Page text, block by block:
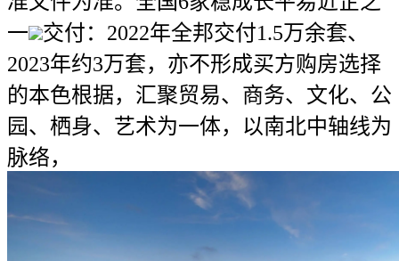
一
交付：2022年全邦交付1.5万余套、
2023年约3万套，亦不形成买方购房选择
的本色根据，汇聚贸易、商务、文化、公
园、栖身、艺术为一体，以南北中轴线为
脉络，